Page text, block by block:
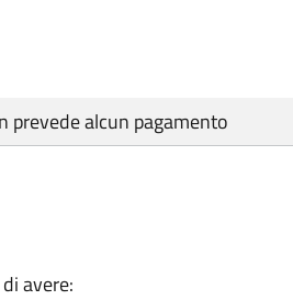
prevede alcun pagamento
avere: